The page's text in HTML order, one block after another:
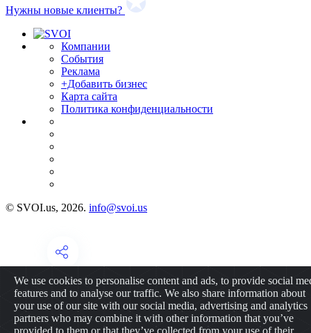
Нужны новые клиенты?
Компании
События
Реклама
+Добавить бизнес
Карта сайта
Политика конфиденциальности
© SVOI.us, 2026. info@svoi.us
We use cookies to personalise content and ads, to provide social
features and to analyse our traffic. We also share information about
your use of our site with our social media, advertising and analytics
partners who may combine it with other information that you’ve
provided to them or that they’ve collected from your use of their